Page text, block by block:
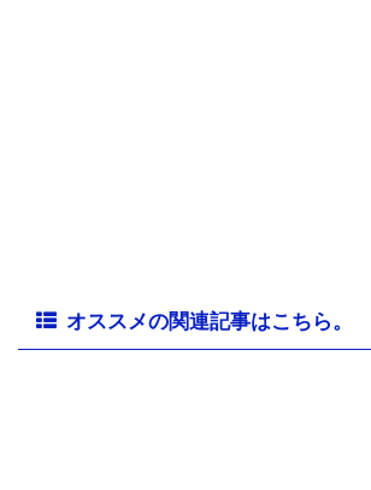
オススメの関連記事はこちら。